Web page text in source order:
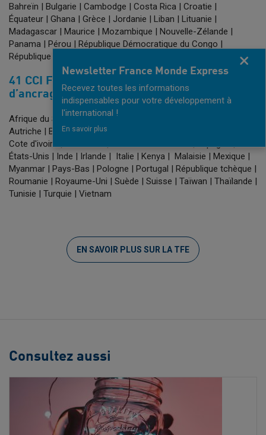
Bahreïn | Bulgarie | Cambodge | Costa Rica | Croatie |
Équateur | Ghana | Grèce | Jordanie | Liban | Lituanie |
Madagascar | Maurice | Mozambique | Nouvelle-Zélande |
Panama | Pérou | République Démocratique du Congo |
République Dominicaine | Serbie | Slovaquie
41 CCI FI référencées sur les métiers
d’ancrage dans les pays suivants :
Afrique du Sud | Algérie | Allemagne | Argentine | Australie |
Autriche | Brésil | Canada | Chili | Colombie | Corée du Sud |
Cote d'ivoire | Danemark | Émirats Arabes Unis | Espagne |
États-Unis | Inde | Irlande | Italie | Kenya | Malaisie | Mexique |
Myanmar | Pays-Bas | Pologne | Portugal | République tchèque |
Roumanie | Royaume-Uni | Suède | Suisse | Taïwan | Thaïlande |
Tunisie | Turquie | Vietnam
EN SAVOIR PLUS SUR LA TFE
Consultez aussi
Newsletter France Monde Express
Recevez toutes les informations
indispensables pour votre développement à
l'international !
En savoir plus